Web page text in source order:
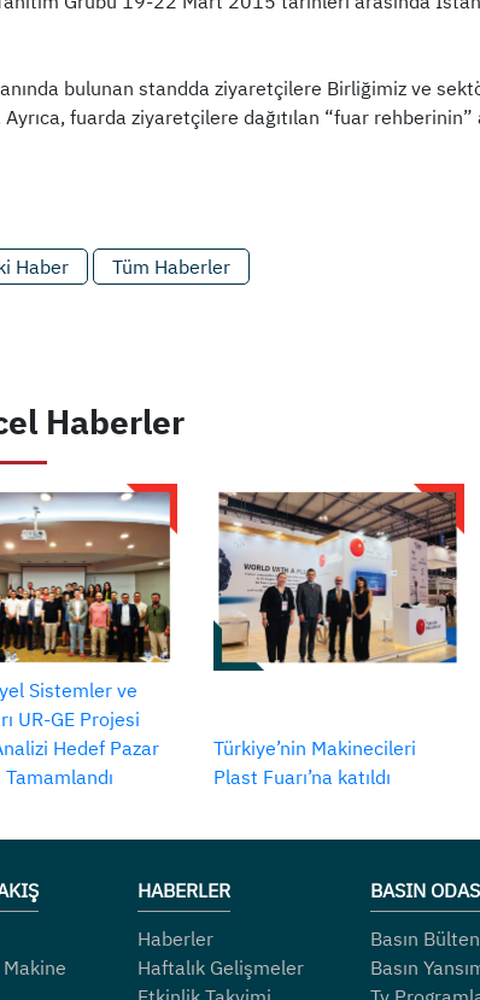
bulunan standda ziyaretçilere Birliğimiz ve
Ayrıca, fuarda ziyaretçilere dağıtılan “fuar
Haber Tüm Haberler
Haberler
Sistemler ve
UR-GE Projesi
Hedef Pazar
Tamamlandı
Türkiye’nin Makinecileri
Plast Fuarı’na katıldı
Makine
HABERLER
Haberler
Haftalık Gelişmeler
BASIN
Basın
Basın